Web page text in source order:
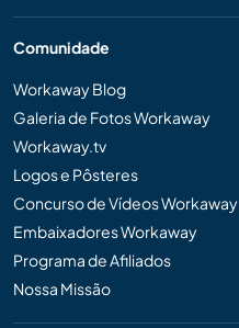
Comunidade
Workaway Blog
Galeria de Fotos Workaway
Workaway.tv
Logos e Pôsteres
Concurso de Vídeos Workaway
Embaixadores Workaway
Programa de Afiliados
Nossa Missão